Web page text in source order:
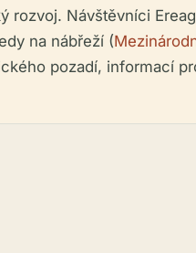
rozvoj. Návštěvníci
na nábřeží (
pozadí, informací